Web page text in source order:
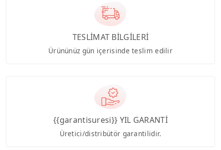
TESLİMAT BİLGİLERİ
Ürününüz gün içerisinde teslim edilir
{{garantisuresi}} YIL GARANTİ
Üretici/distribütör garantilidir.